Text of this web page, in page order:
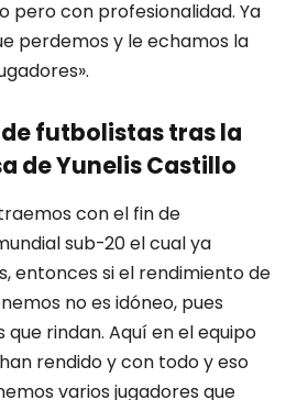
pero con profesionalidad. Ya
perdemos y le echamos la
futbolistas tras la
de Yunelis Castillo
con el fin de
sub-20 el cual ya
entonces si el rendimiento de
no es idóneo, pues
rindan. Aquí en el equipo
rendido y con todo y eso
varios jugadores que